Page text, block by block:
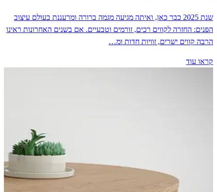
שנת 2025 כבר כאן, ואיתה מגיעה מגמה ברורה ומרעננת בעולם עיצוב
הפנים: החזרה לקווים רכים, זורמים וטבעיים. אם בשנים האחרונות ראינו
הרבה קווים ישרים, זוויות חדות ומ…
קראו עוד